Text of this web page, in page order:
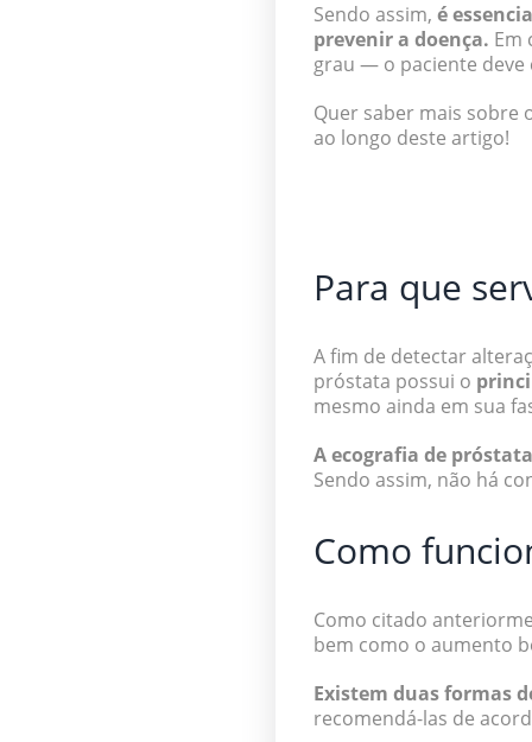
Sendo assim, é
prevenir a doença. Em
grau — o paciente deve
Quer saber mais sobre
ao longo deste artigo!
Para que
A fim de detectar
próstata possui o
mesmo ainda em sua
A ecografia de
Sendo assim, não há
Como
Como citado
bem como o aumento
Existem duas formas
recomendá-las de